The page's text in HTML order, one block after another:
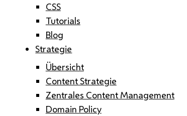
CSS
Tutorials
Blog
Strategie
Übersicht
Content Strategie
Zentrales Content Management
Domain Policy